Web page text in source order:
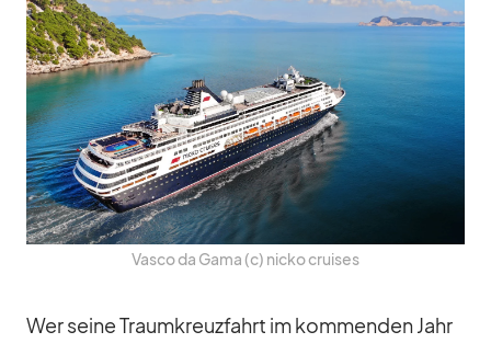
Vasco da Gama (c) nicko crui­ses
Wer seine Traum­kreuz­fahrt im kom­men­den Jahr